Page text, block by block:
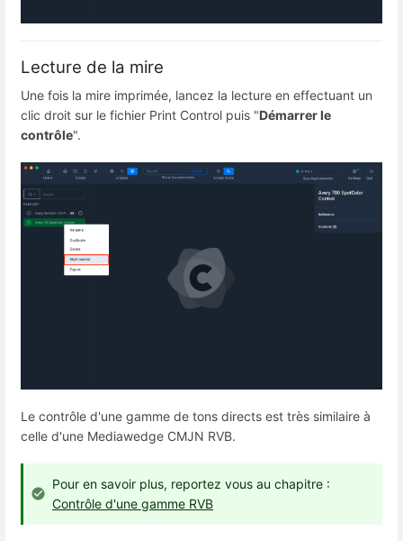
Lecture de la mire
Une fois la mire imprimée, lancez la lecture en effectuant un
clic droit sur le fichier Print Control puis "Démarrer le
contrôle".
Le contrôle d'une gamme de tons directs est très similaire à
celle d'une Mediawedge CMJN RVB.
Pour en savoir plus, reportez vous au chapitre :
Contrôle d'une gamme RVB